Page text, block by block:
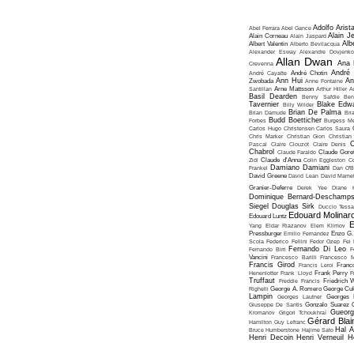
Abel Ferrara Abel Gance Adolfo
Alain Corneau Alain Jaspard Alain
Albert Valentin Alberto Bevilacqua
Alexander Esway Alexandre Dovjenko
Crevenna Allan Dwan Ana
André Cayatte André Chotin André
Zwobada Ann Hui Anne Fontaine
Santillan Arne Mattsson Arthur Hiller
Basil Dearden Benny Safdie
Tavernier Billy Wilder Blake
Brian Damude Brian De Palma
Forbes Budd Boetticher Burgess
Carlos Hugo Christensen Carlos Saura
Chris Marker Christian Gion Christian
Pascal
Claire Clouzot Claire Denis
Chabrol
Claude Faraldo Claude
Zidi Claude d'Anna Colin Eggleston
Frankel Damiano Damiani Dan
David Greene David Lean David
Granier-Deferre
Derek Yee Diane
Dominique Bernard-
Siegel
Douglas Sirk Duccio
Edouard Luntz Edouard
Yang Eldar Riazanov Elem Klimov
Pressburger Emilio Fernandez Enzo
Scola Federico Fellini Fedor Ozep Fei
Fernando Birri Fernando Di Leo
Vancini Francesco Barilli Francesco
Francis Girod Francis Leroi
Henenlotter Frank Lloyd Frank Perry
Truffaut Freddie Francis Friedrich
Righelli George A. Romero George
Lampin Georges Lautner
Georges
Giuseppe De Santis Gonzalo Suarez
Kromanov Grigori Tchoukhraï
Hamilton Guy Lefranc Gérard
Bruce Humberstone Hajime Sato Hal
Henri Decoin Henri Verneuil